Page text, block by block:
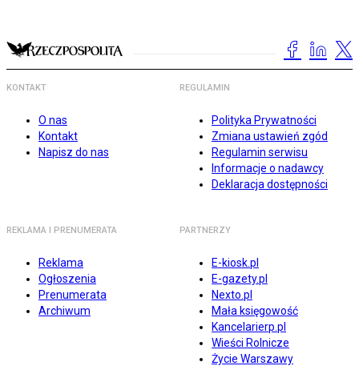
KONTAKT
O nas
Kontakt
Napisz do nas
REGULAMIN
Polityka Prywatności
Zmiana ustawień zgód
Regulamin serwisu
Informacje o nadawcy
Deklaracja dostępności
REKLAMA I PRENUMERATA
Reklama
Ogłoszenia
Prenumerata
Archiwum
PARTNERZY
E-kiosk.pl
E-gazety.pl
Nexto.pl
Mała księgowość
Kancelarierp.pl
Wieści Rolnicze
Życie Warszawy